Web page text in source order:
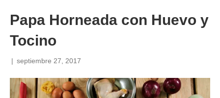
Papa Horneada con Huevo y
Tocino
| septiembre 27, 2017